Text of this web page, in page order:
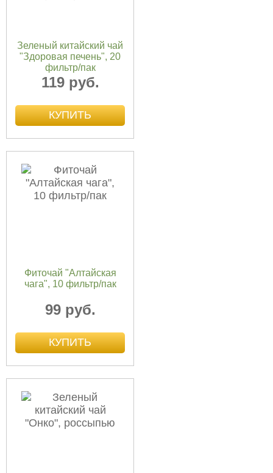
Зеленый китайский чай
"Здоровая печень", 20
фильтр/пак
119 руб.
Фиточай "Алтайская
чага", 10 фильтр/пак
99 руб.